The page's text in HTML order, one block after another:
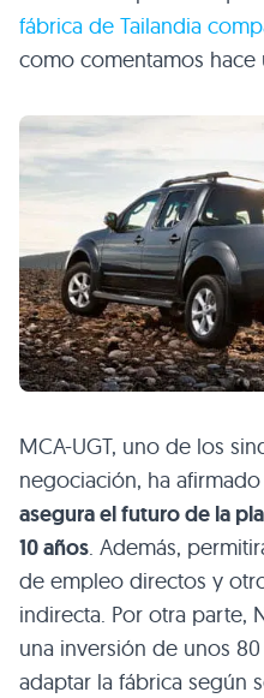
fábrica de Tailandia
como comentamos hace
MCA-UGT, uno de los
negociación, ha
asegura el futuro de la
10 años. Además,
de empleo directos y
indirecta. Por otra parte,
una inversión de unos
adaptar la fábrica según